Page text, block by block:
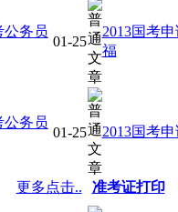
公务员
01-25
公务员
01-25
2013国考
福
2013国考
更多点击.. 准考证打印